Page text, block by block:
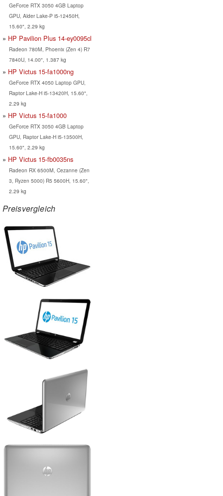
GeForce RTX 3050 4GB Laptop
GPU, Alder Lake-P i5-12450H,
15.60", 2.29 kg
HP Pavilion Plus 14-ey0095cl
Radeon 780M, Phoenix (Zen 4) R7
7840U, 14.00", 1.387 kg
HP Victus 15-fa1000ng
GeForce RTX 4050 Laptop GPU,
Raptor Lake-H i5-13420H, 15.60",
2.29 kg
HP Victus 15-fa1000
GeForce RTX 3050 4GB Laptop
GPU, Raptor Lake-H i5-13500H,
15.60", 2.29 kg
HP Victus 15-fb0035ns
Radeon RX 6500M, Cezanne (Zen
3, Ryzen 5000) R5 5600H, 15.60",
2.29 kg
Preisvergleich